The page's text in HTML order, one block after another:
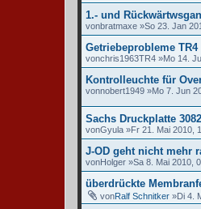
1.- und
vonbratmaxe »So 23. Jan
Getriebeprobleme TR4
vonchris1963TR4 »Mo 14.
Kontrolleuchte für
vonnobert1949 »Mo 7. Jun
Sachs Druckplatte
vonGyula »Fr 21. Mai 2010,
J-OD geht nicht mehr
vonHolger »Sa 8. Mai 2010,
überdrückte
vonRalf Schnitker »Di 4.